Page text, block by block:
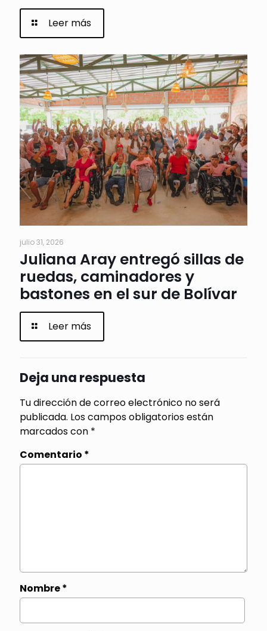
Leer más
julio 31, 2026
Juliana Aray entregó sillas de
ruedas, caminadores y
bastones en el sur de Bolívar
Leer más
Deja una respuesta
Tu dirección de correo electrónico no será
publicada. Los campos obligatorios están
marcados con *
Comentario *
Nombre*